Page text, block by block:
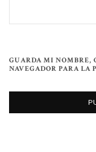
GUARDA MI NOMBRE,
NAVEGADOR PARA LA